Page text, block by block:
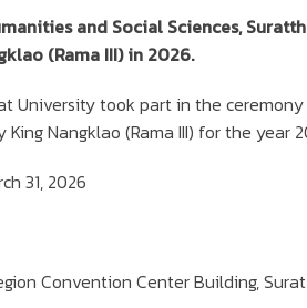
and Social Sciences,
(Rama III) in 2026.
University took part in the
Nangklao (Rama III) for the year
31, 2026
Convention Center Building,